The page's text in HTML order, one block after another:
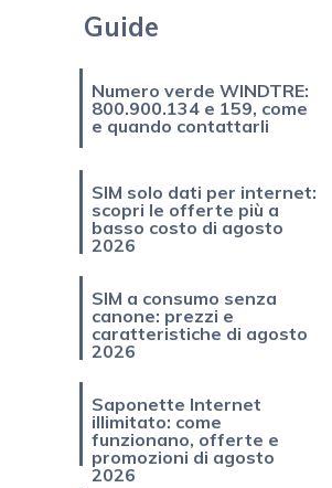
Guide
Numero verde WINDTRE:
800.900.134 e 159, come
e quando contattarli
SIM solo dati per internet:
scopri le offerte più a
basso costo di agosto
2026
SIM a consumo senza
canone: prezzi e
caratteristiche di agosto
2026
Saponette Internet
illimitato: come
funzionano, offerte e
promozioni di agosto
2026